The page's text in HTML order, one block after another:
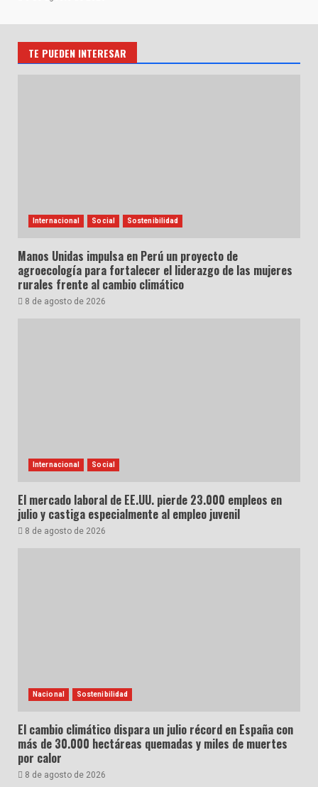
TE PUEDEN INTERESAR
Internacional Social Sostenibilidad
Manos Unidas impulsa en Perú un proyecto de
agroecología para fortalecer el liderazgo de las mujeres
rurales frente al cambio climático
8 de agosto de 2026
Internacional Social
El mercado laboral de EE.UU. pierde 23.000 empleos en
julio y castiga especialmente al empleo juvenil
8 de agosto de 2026
Nacional Sostenibilidad
El cambio climático dispara un julio récord en España con
más de 30.000 hectáreas quemadas y miles de muertes
por calor
8 de agosto de 2026